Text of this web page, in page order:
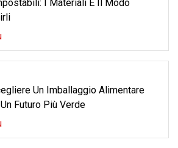
I Materiali E Il Modo
Un Imballaggio Alimentare
Futuro Più Verde